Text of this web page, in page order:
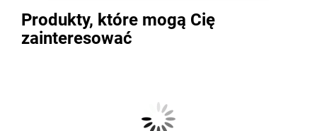
Produkty, które mogą Cię
zainteresować